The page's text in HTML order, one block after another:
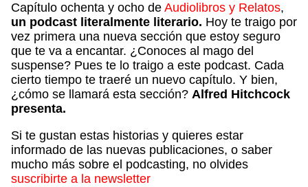
Capítulo ochenta y ocho de Audiolibros y Relatos,
un podcast literalmente literario. Hoy te traigo por
vez primera una nueva sección que estoy seguro
que te va a encantar. ¿Conoces al mago del
suspense? Pues te lo traigo a este podcast. Cada
cierto tiempo te traeré un nuevo capítulo. Y bien,
¿cómo se llamará esta sección? Alfred Hitchcock
presenta.
Si te gustan estas historias y quieres estar
informado de las nuevas publicaciones, o saber
mucho más sobre el podcasting, no olvides
suscribirte a la newsletter